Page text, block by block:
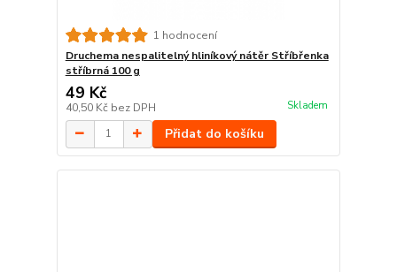
1 hodnocení
Druchema nespalitelný hliníkový nátěr Stříbřenka
stříbrná 100 g
49 Kč
40,50 Kč bez DPH Skladem
Přidat do košíku